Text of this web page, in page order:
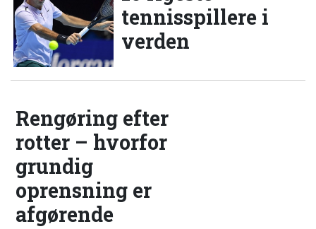
tennisspillere i
verden
Rengøring efter
rotter – hvorfor
grundig
oprensning er
afgørende